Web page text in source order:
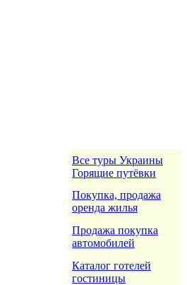
Все туры Украины
Горящие путёвки
Покупка, продажа
оренда жилья
Продажа покупка
автомобилей
Каталог готелей
гостиницы